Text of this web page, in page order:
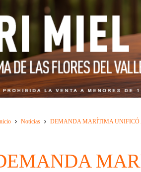
Noticias DEMANDA MARÍTIMA UNIFICÓ